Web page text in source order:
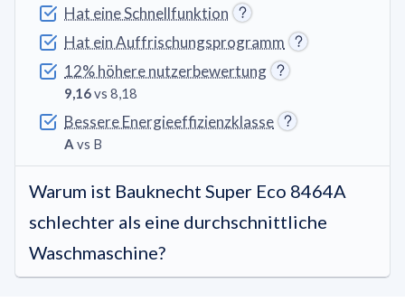
Hat eine Schnellfunktion
Hat ein Auffrischungsprogramm
12% höhere nutzerbewertung
9,16vs 8,18
Bessere Energieeffizienzklasse
A vs B
Warum ist Bauknecht Super Eco 8464A
schlechter als eine durchschnittliche
Waschmaschine?